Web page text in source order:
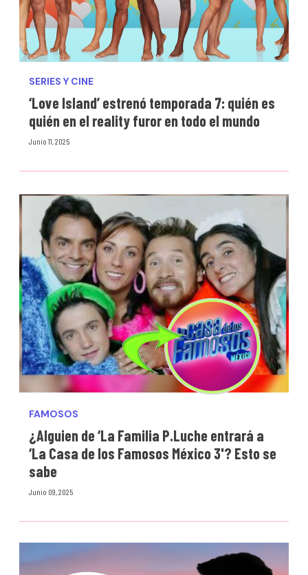
SERIES Y CINE
‘Love Island’ estrenó temporada 7: quién es
quién en el reality furor en todo el mundo
Junio 11, 2025
FAMOSOS
¿Alguien de ‘La Familia P.Luche entrará a
‘La Casa de los Famosos México 3'? Esto se
sabe
Junio 09, 2025